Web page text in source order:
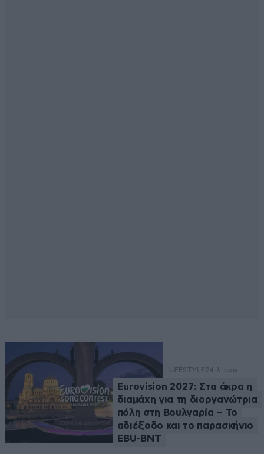
LIFESTYLE 24 λ. πριν
Eurovision 2027: Στα άκρα η
διαμάχη για τη διοργανώτρια
πόλη στη Βουλγαρία – Το
αδιέξοδο και το παρασκήνιο
EBU-BNT